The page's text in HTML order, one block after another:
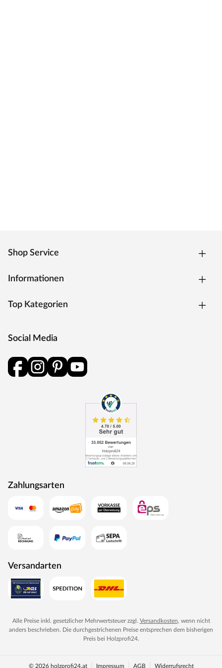
Shop Service
Informationen
Top Kategorien
Social Media
Zahlungsarten
Versandarten
Alle Preise inkl. gesetzlicher Mehrwertsteuer zzgl. Versandkosten, wenn nicht
anders beschrieben. Die durchgestrichenen Preise entsprechen dem bisherigen
Preis bei Holzprofi24.
© 2026 holzprofi24.at Impressum AGB Widerrufsrecht